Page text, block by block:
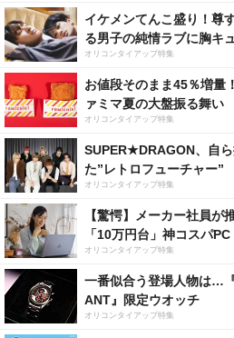
イケメンてんこ盛り！尊
る男子の純情ラブに胸キ
オリコンタイアップ特集
お値段そのまま45％増量
ァミマ夏の大盤振る舞い
オリコンタイアップ特集
SUPER★DRAGON、自
た”レトロフューチャー”
オリコンタイアップ特集
【驚愕】メーカー社員が
「10万円台」神コスパPC
オリコンタイアップ特集
一番似合う登場人物は…
ANT』限定ウオッチ
オリコンタイアップ特集